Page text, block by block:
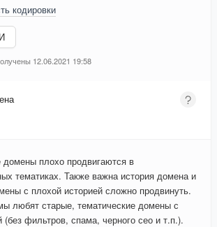
кодировки
12.06.2021 19:58
плохо продвигаются в
тематиках. Также важна история домена и
с плохой историей сложно продвинуть.
любят старые, тематические домены с
(без фильтров, спама, черного сео и т.п.).